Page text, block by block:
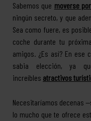
Sabemos que moverse
ningún secreto, y que
Sea como fuere, es
coche durante tu
amigos. ¿Es así? En ese
sabia elección, ya
increíbles atractivos
Necesitaríamos decenas
lo mucho que te ofrece